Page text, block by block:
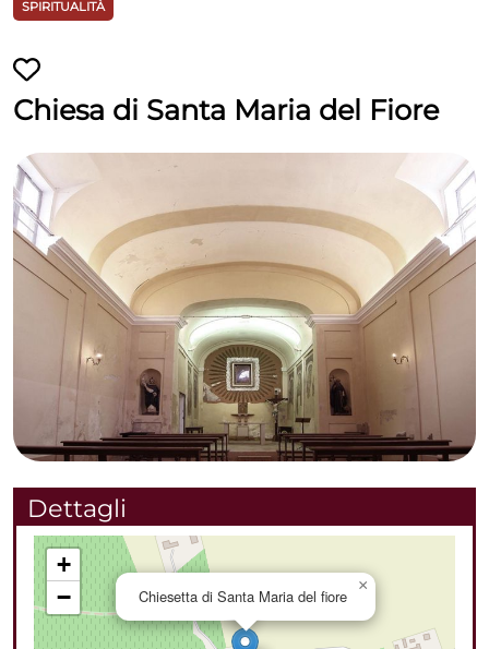
SPIRITUALITÀ
Chiesa di Santa Maria del Fiore
Dettagli
Chiesetta di Santa Maria del fiore
×
+
−